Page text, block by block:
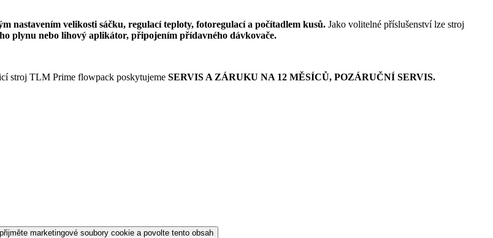
nastavením velikosti sáčku, regulací teploty, fotoregulací a počítadlem kusů. Jako volitelné příslušenství lze stroj
plynu nebo lihový aplikátor, připojením přídavného dávkovače.
stroj TLM Prime flowpack poskytujeme SERVIS A ZÁRUKU NA 12 MĚSÍCŮ, POZÁRUČNÍ SERVIS.
marketingové soubory cookie a povolte tento obsah